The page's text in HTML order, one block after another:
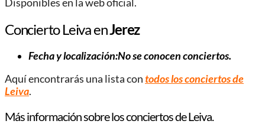
Disponibles en la web oficial.
Concierto Leiva enJerez
Fecha y localización:No se conocen conciertos.
Aquí encontrarás una lista contodos los conciertos de
Leiva.
Más información sobre los conciertos de Leiva.